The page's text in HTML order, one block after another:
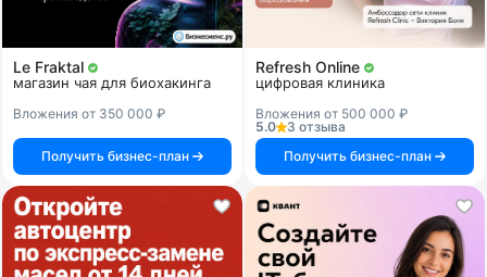
Le Fraktal
магазин чая для биохакинга
Вложения от 350 000 ₽
Получить бизнес-план
Refresh Online
цифровая клиника
Вложения от 500 000 ₽
5.0
3 отзыва
Получить бизнес-план